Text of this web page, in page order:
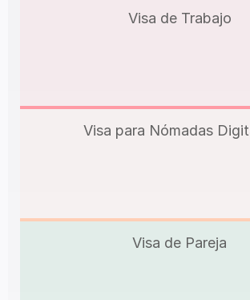
Visa de Trabajo
Visa para Nómadas
Visa de Pareja